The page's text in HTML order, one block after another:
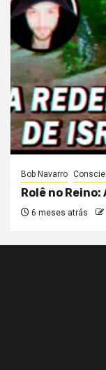
Bob Navarro
Rolê no
6 meses atrás